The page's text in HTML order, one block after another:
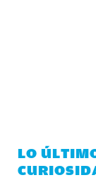
LO